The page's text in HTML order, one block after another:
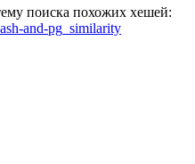
поиска похожих хешей:
and-pg_similarity